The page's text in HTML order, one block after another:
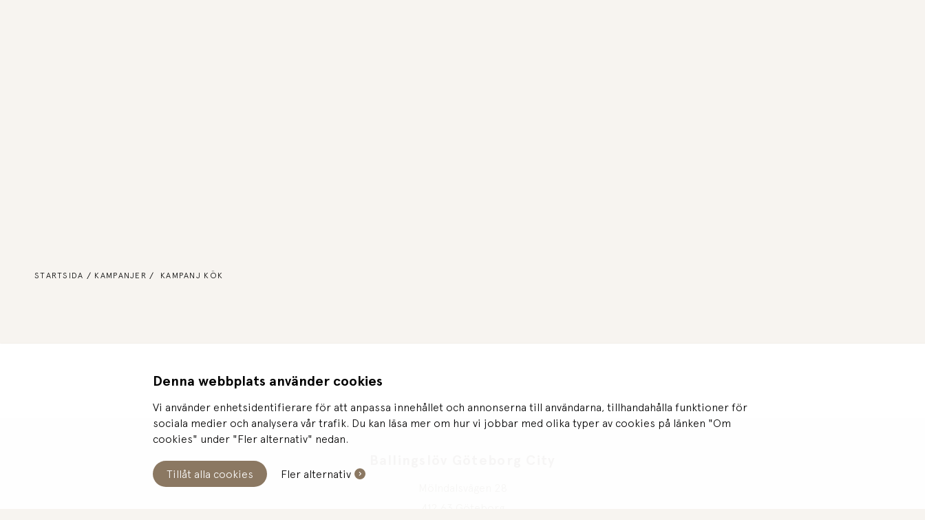
Denna webbplats använder cookies
Vi använder enhetsidentifierare för att anpassa innehållet och annonserna till användarna, tillhandahålla funktioner för
sociala medier och analysera vår trafik. Du kan läsa mer om hur vi jobbar med olika typer av cookies på länken "Om
cookies" under "Fler alternativ" nedan.
Tillåt alla cookies Fler alternativ
STARTSIDA KAMPANJER KAMPANJ KÖK